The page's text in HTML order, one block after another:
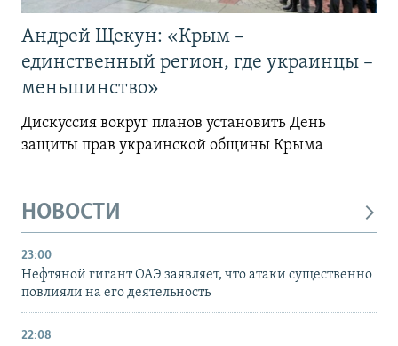
Андрей Щекун: «Крым –
единственный регион, где украинцы –
меньшинство»
Дискуссия вокруг планов установить День
защиты прав украинской общины Крыма
НОВОСТИ
23:00
Нефтяной гигант ОАЭ заявляет, что атаки существенно
повлияли на его деятельность
22:08